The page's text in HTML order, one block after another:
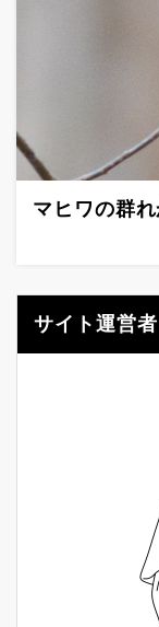
マヒワの群
サイト運営